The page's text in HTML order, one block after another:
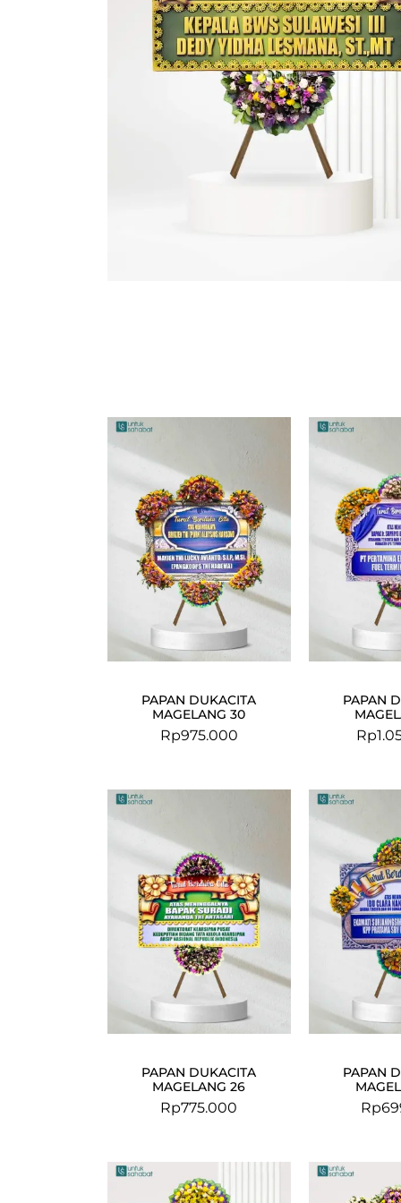
PAPAN DUKACITA
MAGELANG 30
Rp975.000
PAPAN
Rp
PAPAN DUKACITA
MAGELANG 26
Rp775.000
PAPAN
Rp
price
Current